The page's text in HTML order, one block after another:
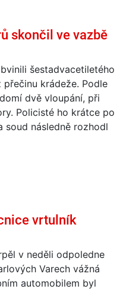
skončil ve vazbě
šestadvacetiletého
krádeže. Podle
dvě vloupání, při
Policisté ho krátce po
soud následně rozhodl
vrtulník
v neděli odpoledne
Varech vážná
automobilem byl